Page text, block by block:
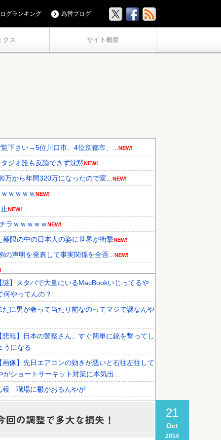
クス サイト概要
グランキング 為替ブログ
下さい→5位川口市、4位京都市、... NEW!
ジオ誰も反論できず沈黙NEW!
万から年間320万になったので変... NEW!
ｗｗｗｗNEW!
NEW!
ラｗｗｗｗｗNEW!
限の中の日本人の姿に世界が衝撃NEW!
声明を発表して事実関係を全否... NEW!
が見つかり話題に！」→「青春のワ...NEW!
の国際試合における外国審判へ...NEW!
が衝撃！何故変わらないデザイン...
【謎】スタバで大量にいるMacBookいじってるや
何やってんの？
だに男が奢って当たり前なのってマジで謎なんや
【悲報】日本の警察さん、すぐ簡単に銃を撃ってし
うになる
【画像】先日エアコンの効きが悪いと右往左往して
がショートサーキット対策に本気出...
報 職場に鬱がおるんやが
盆なんで地元帰ってきたんやが治安悪すぎて草
21
Oct
2014
回の調整で多大な損失！